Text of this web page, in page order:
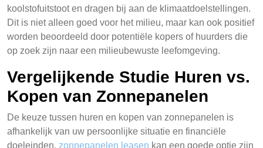
koolstofuitstoot en dragen bij aan de klimaatdoelstellingen.
Dit is niet alleen goed voor het milieu, maar kan ook positief
worden beoordeeld door potentiële kopers of huurders die
op zoek zijn naar een milieubewuste leefomgeving.
Vergelijkende Studie Huren vs.
Kopen van Zonnepanelen
De keuze tussen huren en kopen van zonnepanelen is
afhankelijk van uw persoonlijke situatie en financiële
doeleinden. zonnepanelen leasen kan een goede optie zijn